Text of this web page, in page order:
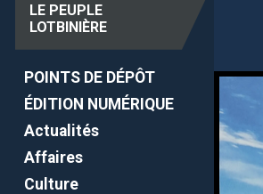
LE PEUPLE
LOTBINIÈRE
POINTS DE DÉPÔT
ÉDITION NUMÉRIQUE
Actualités
Affaires
Culture